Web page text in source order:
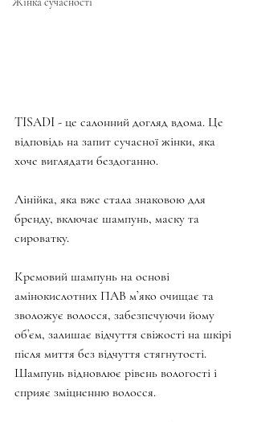
TISADI - це салонний догляд вдома. Це
відповідь на запит сучасної жінки, яка
хоче виглядати бездоганно.
Лінійка, яка вже стала знаковою для
бренду, включає шампунь, маску та
сироватку.
Кремовий шампунь на основі
амінокислотних ПАВ мʼяко очищає та
зволожує волосся, забезпечуючи йому
обʼєм, залишає відчуття свіжості на шкірі
після миття без відчуття стягнутості.
Шампунь відновлює рівень вологості і
сприяє зміцненню волосся.